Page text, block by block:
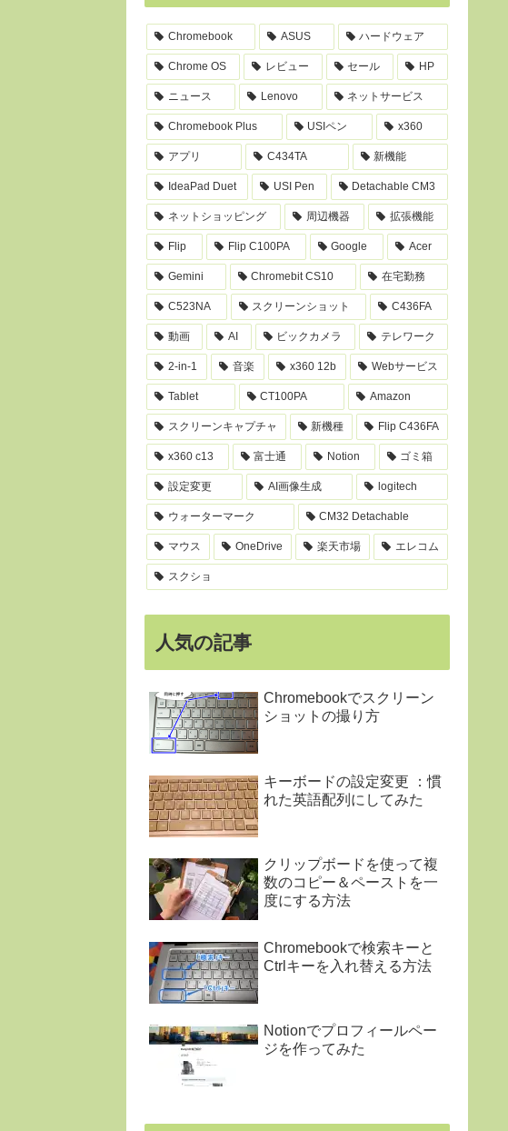
Chromebook ASUS ハードウェア
Chrome OS レビュー セール HP
ニュース Lenovo ネットサービス
Chromebook Plus USIペン x360
アプリ C434TA 新機能
IdeaPad Duet USI Pen Detachable CM3
ネットショッピング 周辺機器 拡張機能
Flip Flip C100PA Google Acer
Gemini Chromebit CS10 在宅勤務
C523NA スクリーンショット C436FA
動画 AI ビックカメラ テレワーク
2-in-1 音楽 x360 12b Webサービス
Tablet CT100PA Amazon
スクリーンキャプチャ 新機種 Flip C436FA
x360 c13 富士通 Notion ゴミ箱
設定変更 AI画像生成 logitech
ウォーターマーク CM32 Detachable
マウス OneDrive 楽天市場 エレコム
スクショ
人気の記事
Chromebookでスクリーン
ショットの撮り方
キーボードの設定変更 ：慣
れた英語配列にしてみた
クリップボードを使って複
数のコピー＆ペーストを一
度にする方法
Chromebookで検索キーと
Ctrlキーを入れ替える方法
Notionでプロフィールペー
ジを作ってみた